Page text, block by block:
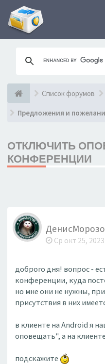
Список форумов
Предложения и
ОТКЛЮЧИТЬ
КОНФЕРЕНЦИИ
Ср окт 25,
доброго дня! вопрос -
конференции, куда
но мне они не нужны,
присутствия в них
в клиенте на Android я
оповещать", а на
подскажите